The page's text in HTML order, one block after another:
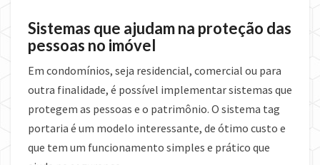
Sistemas que ajudam na proteção das
pessoas no imóvel
Em condomínios, seja residencial, comercial ou para
outra finalidade, é possível implementar sistemas que
protegem as pessoas e o patrimônio. O sistema tag
portaria é um modelo interessante, de ótimo custo e
que tem um funcionamento simples e prático que